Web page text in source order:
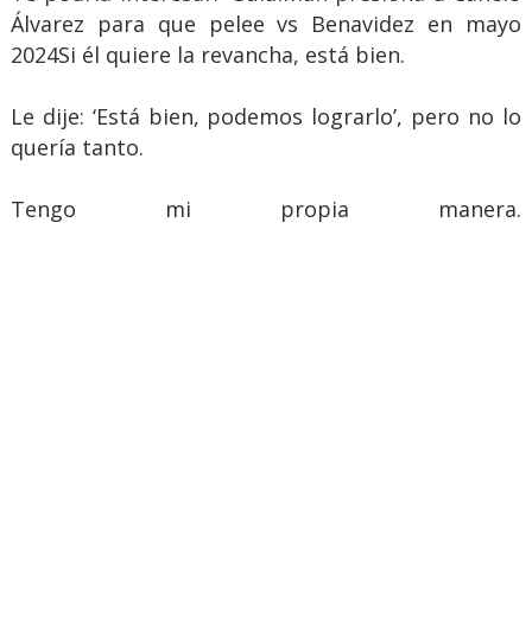
Álvarez para que pelee vs Benavidez en mayo
2024Si él quiere la revancha, está bien.
Le dije: ‘Está bien, podemos lograrlo’, pero no lo
quería tanto.
Tengo mi propia manera.